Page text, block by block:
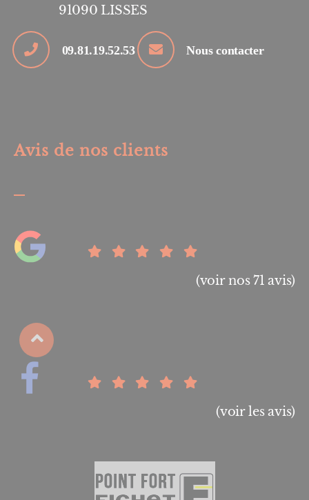
91090 LISSES
09.81.19.52.53 Nous contacter
Avis de nos clients
(voir nos 71 avis)
(voir les avis)